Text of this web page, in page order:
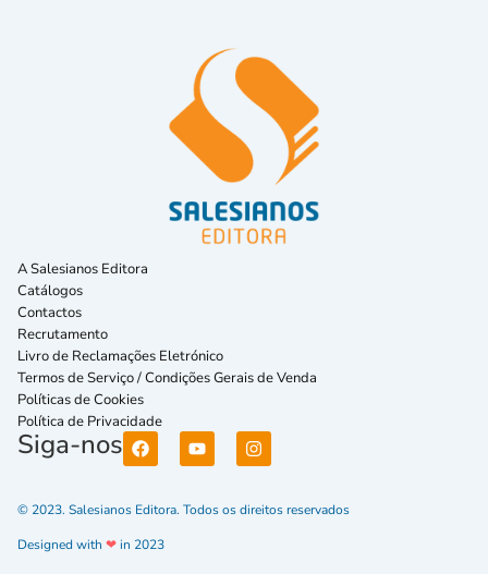
A Salesianos Editora
Catálogos
Contactos
Recrutamento
Livro de Reclamações Eletrónico
Termos de Serviço / Condições Gerais de Venda
Políticas de Cookies
Política de Privacidade
Siga-nos
© 2023. Salesianos Editora. Todos os direitos reservados
Designed with ❤in 2023